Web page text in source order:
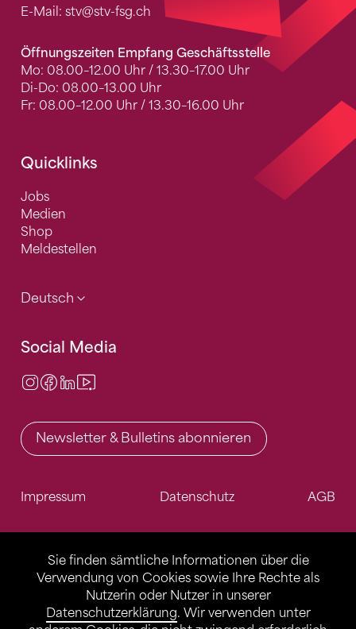
Sie finden sämtliche Informationen über die
Verwendung von Cookies sowie Ihre Rechte als
Nutzerin oder Nutzer in unserer
Datenschutzerklärung. Wir verwenden unter
E-Mail: stv@stv-fsg.ch
Öffnungszeiten Empfang Geschäftsstelle
Mo: 08.00–12.00 Uhr / 13.30–17.00 Uhr
Di-Do: 08.00–13.00 Uhr
Fr: 08.00–12.00 Uhr / 13.30–16.00 Uhr
Quicklinks
Jobs
Medien
Shop
Meldestellen
Deutsch
Social Media
Instagram
Facebook
LinkedIn
Newsletter & Bulletins abonnieren
Impressum Datenschutz AGB